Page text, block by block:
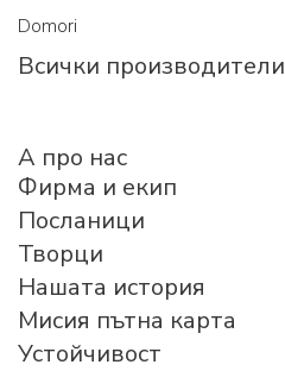
Domori
Всички производители
A про нас
Фирма и екип
Посланици
Творци
Нашата история
Мисия пътна карта
Устойчивост